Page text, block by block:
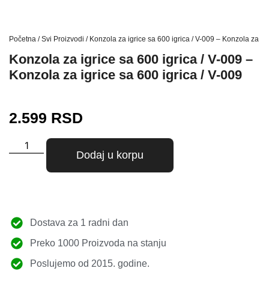
Početna /Svi Proizvodi / Konzola za igrice sa 600 igrica / V-009 – Konzola za
Konzola za igrice sa 600 igrica / V-009 –
Konzola za igrice sa 600 igrica / V-009
2.599 RSD
Dodaj u korpu
Dostava za 1 radni dan
Preko 1000 Proizvoda na stanju
Poslujemo od 2015. godine.